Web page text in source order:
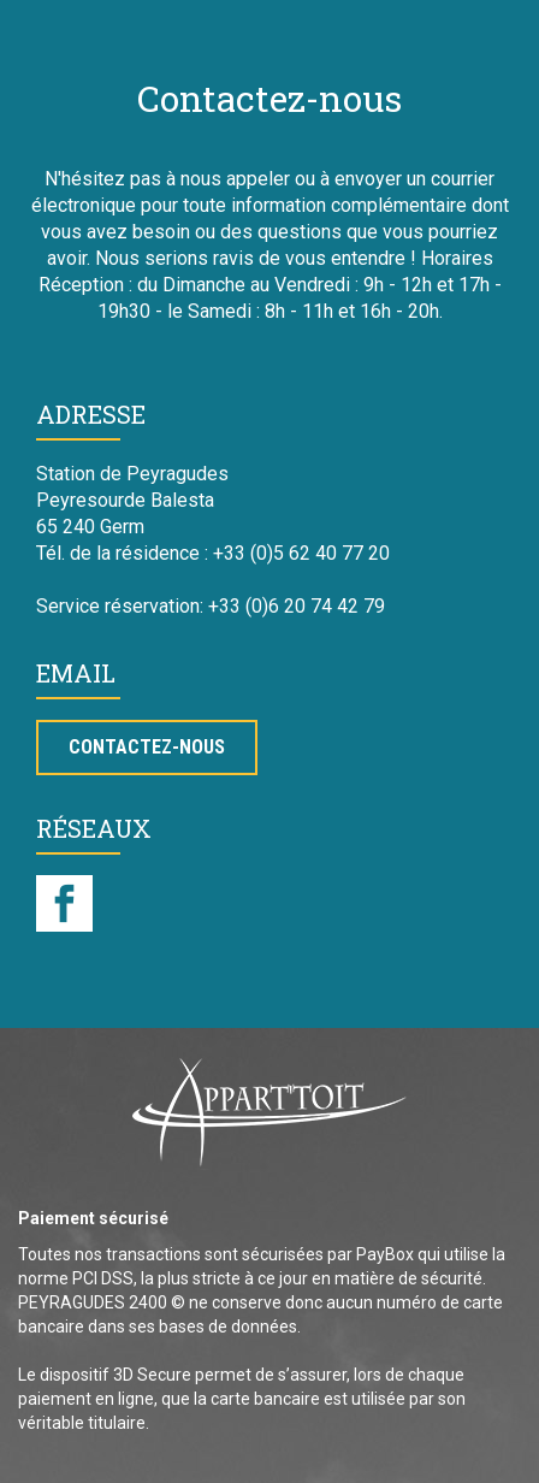
Contactez-nous
N'hésitez pas à nous appeler ou à envoyer un courrier
électronique pour toute information complémentaire dont
vous avez besoin ou des questions que vous pourriez
avoir. Nous serions ravis de vous entendre ! Horaires
Réception : du Dimanche au Vendredi : 9h - 12h et 17h -
19h30 - le Samedi : 8h - 11h et 16h - 20h.
ADRESSE
Station de Peyragudes
Peyresourde Balesta
65 240 Germ
Tél. de la résidence : +33 (0)5 62 40 77 20
Service réservation: +33 (0)6 20 74 42 79
EMAIL
CONTACTEZ-NOUS
RÉSEAUX
Paiement sécurisé
Toutes nos transactions sont sécurisées par PayBox qui utilise la
norme PCI DSS, la plus stricte à ce jour en matière de sécurité.
PEYRAGUDES 2400 © ne conserve donc aucun numéro de carte
bancaire dans ses bases de données.
Le dispositif 3D Secure permet de s’assurer, lors de chaque
paiement en ligne, que la carte bancaire est utilisée par son
véritable titulaire.